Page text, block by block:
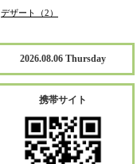
デザート（2）
2026.08.06 Thursday
携帯サイト